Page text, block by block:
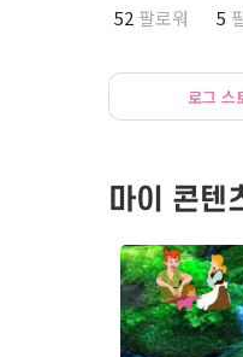
52 팔로워 5
로그 스
마이 콘텐